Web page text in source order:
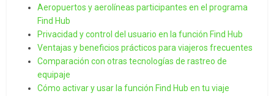
Aeropuertos y aerolíneas participantes en el programa
Find Hub
Privacidad y control del usuario en la función Find Hub
Ventajas y beneficios prácticos para viajeros frecuentes
Comparación con otras tecnologías de rastreo de
equipaje
Cómo activar y usar la función Find Hub en tu viaje